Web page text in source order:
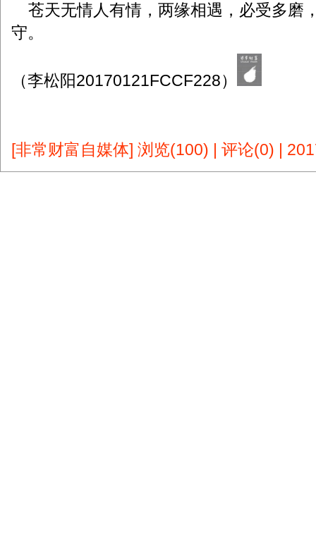
苍天无情人有情，两缘相遇，必受多磨
守。
（李松阳20170121FCCF228）
[非常财富自媒体] 浏览(100) | 评论(0) |